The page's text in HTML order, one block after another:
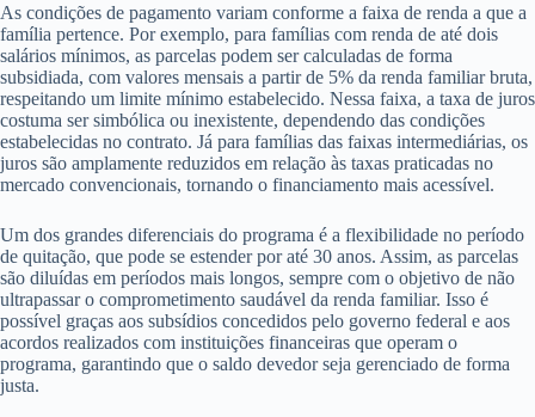
As condições de pagamento variam conforme a faixa de renda a que a
família pertence. Por exemplo, para famílias com renda de até dois
salários mínimos, as parcelas podem ser calculadas de forma
subsidiada, com valores mensais a partir de 5% da renda familiar bruta,
respeitando um limite mínimo estabelecido. Nessa faixa, a taxa de juros
costuma ser simbólica ou inexistente, dependendo das condições
estabelecidas no contrato. Já para famílias das faixas intermediárias, os
juros são amplamente reduzidos em relação às taxas praticadas no
mercado convencionais, tornando o financiamento mais acessível.
Um dos grandes diferenciais do programa é a flexibilidade no período
de quitação, que pode se estender por até 30 anos. Assim, as parcelas
são diluídas em períodos mais longos, sempre com o objetivo de não
ultrapassar o comprometimento saudável da renda familiar. Isso é
possível graças aos subsídios concedidos pelo governo federal e aos
acordos realizados com instituições financeiras que operam o
programa, garantindo que o saldo devedor seja gerenciado de forma
justa.